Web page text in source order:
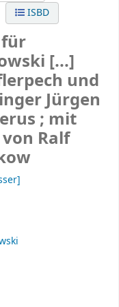
ISBD
für
[...]
und
Jürgen
; mit
Ralf